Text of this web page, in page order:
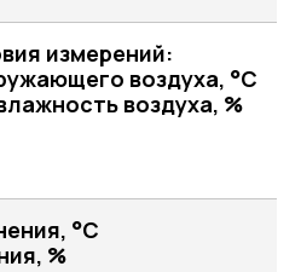
измерений:
воздуха, °С
воздуха, %
°C
%